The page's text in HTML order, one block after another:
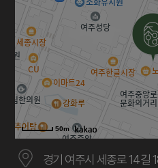
50m
경기 여주시 세종로 14길